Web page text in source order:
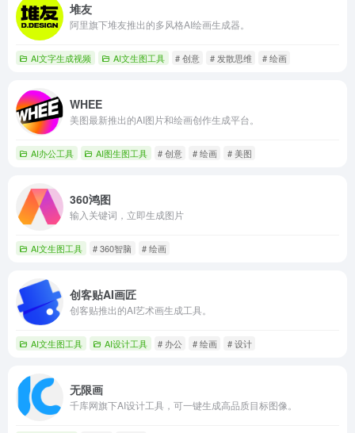
堆友
阿里旗下堆友推出的多风格AI绘画生成器。
AI文字生成视频 AI文生图工具 # 创意 # 发散思维 # 绘画
WHEE
美图最新推出的AI图片和绘画创作生成平台。
AI办公工具 AI图生图工具 # 创意 # 绘画 # 美图
360鸿图
输入关键词，立即生成图片
AI文生图工具 # 360智脑 # 绘画
创客贴AI画匠
创客贴推出的AI艺术画生成工具。
AI文生图工具 AI设计工具 # 办公 # 绘画 # 设计
无限画
千库网旗下AI设计工具，可一键生成高品质目标图像。